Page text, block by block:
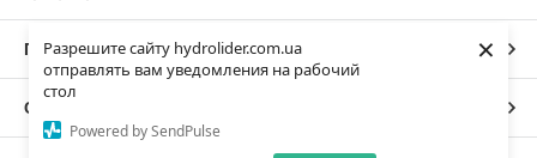
Разрешите сайту hydrolider.com.ua
отправлять вам уведомления на рабочий
стол
Powered by SendPulse
×
Повна версія сайту
Сайт створено на маркетплейсі